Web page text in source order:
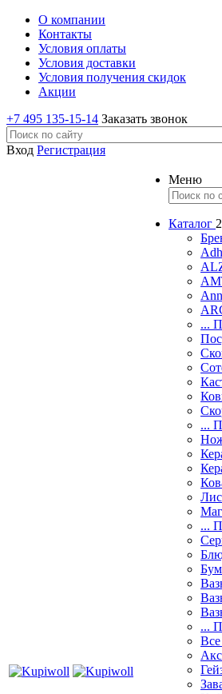
О компании
Контакты
Условия оплаты
Условия доставки
Условия получения скидок
Акции
+7 495 135-15-14 Заказать звонок
Вход Регистрация
Меню
Каталог
...
...
...
...
Все